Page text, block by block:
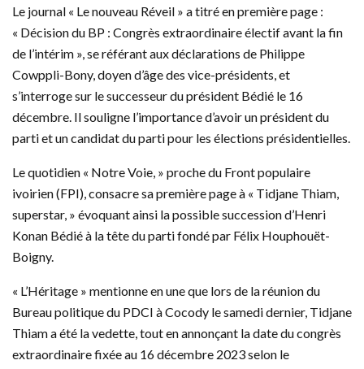
Le journal « Le nouveau Réveil » a titré en première page :
« Décision du BP : Congrès extraordinaire électif avant la fin
de l’intérim », se référant aux déclarations de Philippe
Cowppli-Bony, doyen d’âge des vice-présidents, et
s’interroge sur le successeur du président Bédié le 16
décembre. Il souligne l’importance d’avoir un président du
parti et un candidat du parti pour les élections présidentielles.
Le quotidien « Notre Voie, » proche du Front populaire
ivoirien (FPI), consacre sa première page à « Tidjane Thiam,
superstar, » évoquant ainsi la possible succession d’Henri
Konan Bédié à la tête du parti fondé par Félix Houphouët-
Boigny.
« L’Héritage » mentionne en une que lors de la réunion du
Bureau politique du PDCI à Cocody le samedi dernier, Tidjane
Thiam a été la vedette, tout en annonçant la date du congrès
extraordinaire fixée au 16 décembre 2023 selon le